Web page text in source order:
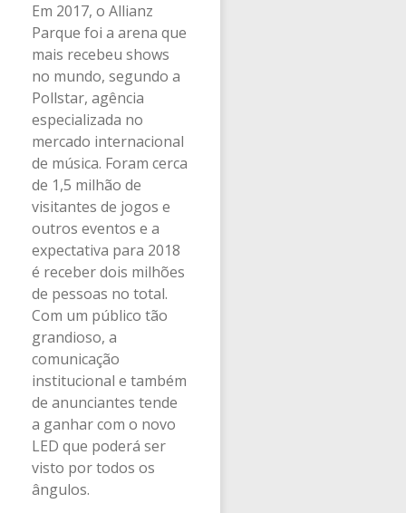
Em 2017, o Allianz
Parque foi a arena que
mais recebeu shows
no mundo, segundo a
Pollstar, agência
especializada no
mercado internacional
de música. Foram cerca
de 1,5 milhão de
visitantes de jogos e
outros eventos e a
expectativa para 2018
é receber dois milhões
de pessoas no total.
Com um público tão
grandioso, a
comunicação
institucional e também
de anunciantes tende
a ganhar com o novo
LED que poderá ser
visto por todos os
ângulos.